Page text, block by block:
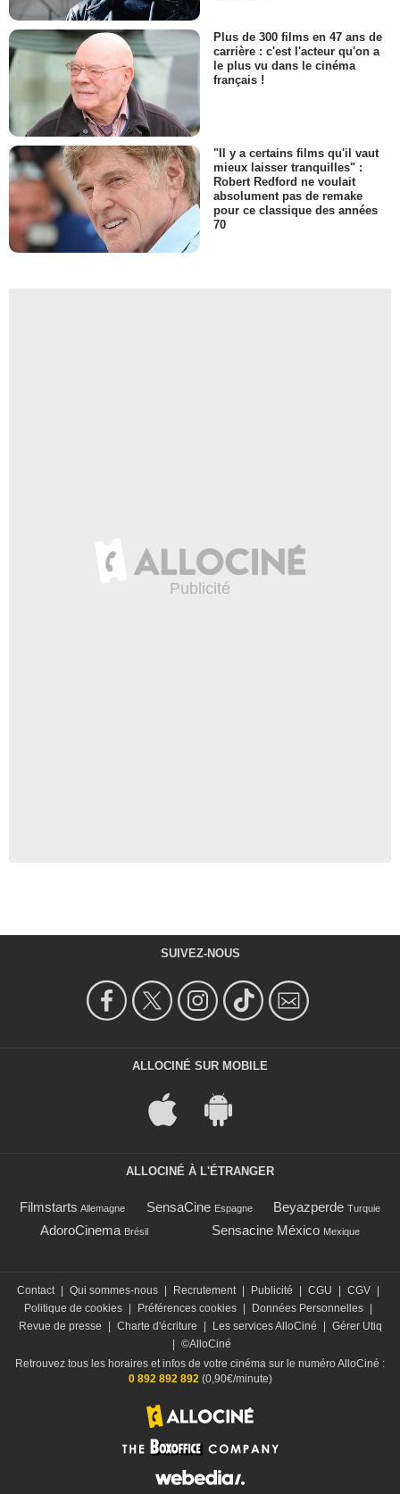
Plus de 300 films en 47 ans de
carrière : c'est l'acteur qu'on a
le plus vu dans le cinéma
français !
"Il y a certains films qu'il vaut
mieux laisser tranquilles" :
Robert Redford ne voulait
absolument pas de remake
pour ce classique des années
70
SUIVEZ-NOUS
ALLOCINÉ SUR MOBILE
ALLOCINÉ À L'ÉTRANGER
Filmstarts Allemagne SensaCine Espagne Beyazperde Turquie
AdoroCinema Brésil Sensacine México Mexique
Contact Qui sommes-nous Recrutement Publicité CGU CGV
Politique de cookies
Préférences cookies Données Personnelles
Revue de presse
Charte d'écriture Les services AlloCiné
Gérer Utiq
©AlloCiné
Retrouvez tous les horaires et infos de votre cinéma sur le numéro AlloCiné :
0 892 892 892(0,90€/minute)